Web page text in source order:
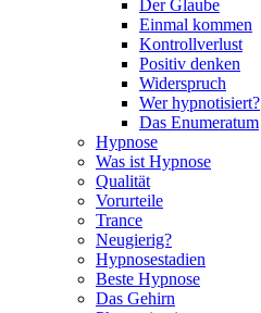
Der Glaube
Einmal kommen
Kontrollverlust
Positiv denken
Widerspruch
Wer hypnotisiert?
Das Enumeratum
Hypnose
Was ist Hypnose
Qualität
Vorurteile
Trance
Neugierig?
Hypnosestadien
Beste Hypnose
Das Gehirn